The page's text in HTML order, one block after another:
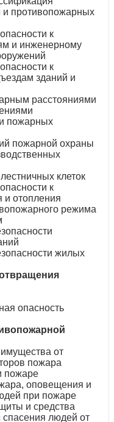
и противопожарных
к
и инженерному
к
зданий и
расстояниями
пожарных
пожарной охраны
клеток
к
и отопления
режима
жилых
опасность
от
пожара
пожаре
оповещения и
при пожаре
и средства
людей от